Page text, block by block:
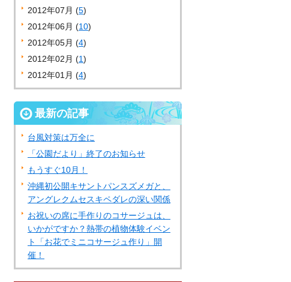
2012年07月 (5)
2012年06月 (10)
2012年05月 (4)
2012年02月 (1)
2012年01月 (4)
最新の記事
台風対策は万全に
「公園だより」終了のお知らせ
もうすぐ10月！
沖縄初公開キサントパンスズメガと、
アングレクムセスキペダレの深い関係
お祝いの席に手作りのコサージュは、
いかがですか？熱帯の植物体験イベン
ト「お花でミニコサージュ作り」開
催！